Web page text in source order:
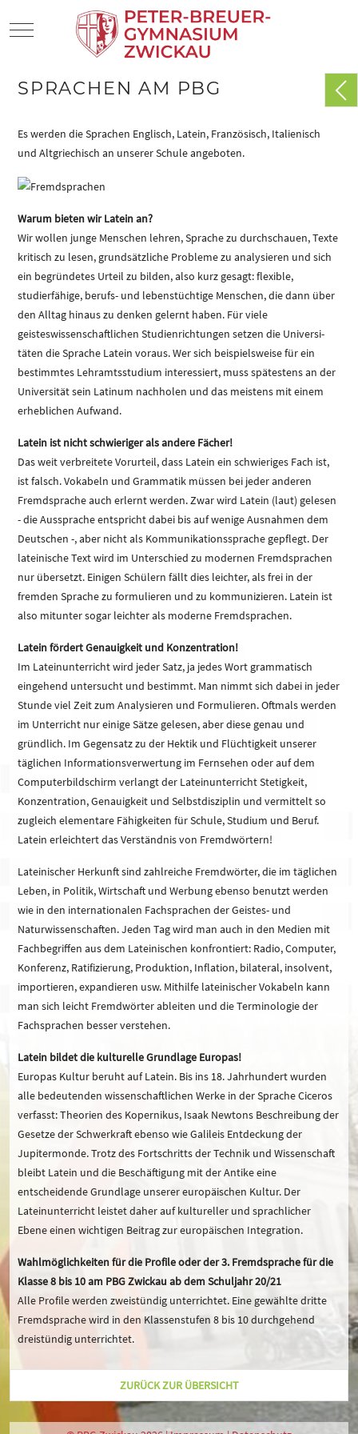
Mobile Menu Toggle
SPRACHEN AM PBG
Es werden die Sprachen Englisch, Latein, Französisch, Italienisch
und Altgriechisch an unserer Schule angeboten.
Warum bieten wir Latein an?
Wir wollen junge Menschen lehren, Sprache zu durchschauen, Texte
kritisch zu lesen, grundsätzliche Probleme zu analysieren und sich
ein begründetes Urteil zu bilden, also kurz gesagt: flexible,
studierfähige, berufs- und lebenstüchtige Menschen, die dann über
den Alltag hinaus zu denken gelernt haben. Für viele
geisteswissenschaftlichen Studienrichtungen setzen die Universi-
täten die Sprache Latein voraus. Wer sich beispielsweise für ein
bestimmtes Lehramtsstudium interessiert, muss spätestens an der
Universität sein Latinum nachholen und das meistens mit einem
erheblichen Aufwand.
Latein ist nicht schwieriger als andere Fächer!
Das weit verbreitete Vorurteil, dass Latein ein schwieriges Fach ist,
ist falsch. Vokabeln und Grammatik müssen bei jeder anderen
Fremdsprache auch erlernt werden. Zwar wird Latein (laut) gelesen
- die Aussprache entspricht dabei bis auf wenige Ausnahmen dem
Deutschen -, aber nicht als Kommunikationssprache gepflegt. Der
lateinische Text wird im Unterschied zu modernen Fremdsprachen
nur übersetzt. Einigen Schülern fällt dies leichter, als frei in der
fremden Sprache zu formulieren und zu kommunizieren. Latein ist
also mitunter sogar leichter als moderne Fremdsprachen.
Latein fördert Genauigkeit und Konzentration!
Im Lateinunterricht wird jeder Satz, ja jedes Wort grammatisch
eingehend untersucht und bestimmt. Man nimmt sich dabei in jeder
Stunde viel Zeit zum Analysieren und Formulieren. Oftmals werden
im Unterricht nur einige Sätze gelesen, aber diese genau und
gründlich. Im Gegensatz zu der Hektik und Flüchtigkeit unserer
täglichen Informationsverwertung im Fernsehen oder auf dem
Computerbildschirm verlangt der Lateinunterricht Stetigkeit,
Konzentration, Genauigkeit und Selbstdisziplin und vermittelt so
zugleich elementare Fähigkeiten für Schule, Studium und Beruf.
Latein erleichtert das Verständnis von Fremdwörtern!
Lateinischer Herkunft sind zahlreiche Fremdwörter, die im täglichen
Leben, in Politik, Wirtschaft und Werbung ebenso benutzt werden
wie in den internationalen Fachsprachen der Geistes- und
Naturwissenschaften. Jeden Tag wird man auch in den Medien mit
Fachbegriffen aus dem Lateinischen konfrontiert: Radio, Computer,
Konferenz, Ratifizierung, Produktion, Inflation, bilateral, insolvent,
importieren, expandieren usw. Mithilfe lateinischer Vokabeln kann
man sich leicht Fremdwörter ableiten und die Terminologie der
Fachsprachen besser verstehen.
Latein bildet die kulturelle Grundlage Europas!
Europas Kultur beruht auf Latein. Bis ins 18. Jahrhundert wurden
alle bedeutenden wissenschaftlichen Werke in der Sprache Ciceros
verfasst: Theorien des Kopernikus, Isaak Newtons Beschreibung der
Gesetze der Schwerkraft ebenso wie Galileis Entdeckung der
Jupitermonde. Trotz des Fortschritts der Technik und Wissenschaft
bleibt Latein und die Beschäftigung mit der Antike eine
entscheidende Grundlage unserer europäischen Kultur. Der
Lateinunterricht leistet daher auf kultureller und sprachlicher
Ebene einen wichtigen Beitrag zur europäischen Integration.
Wahlmöglichkeiten für die Profile oder der 3. Fremdsprache für die
Klasse 8 bis 10 am PBG Zwickau ab dem Schuljahr 20/21
Alle Profile werden zweistündig unterrichtet. Eine gewählte dritte
Fremdsprache wird in den Klassenstufen 8 bis 10 durchgehend
dreistündig unterrichtet.
ZURÜCK ZUR ÜBERSICHT